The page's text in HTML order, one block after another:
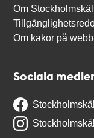
Om
Om kakor på
Sociala